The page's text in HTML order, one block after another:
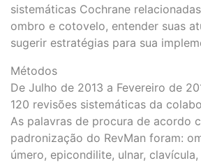
sistemáticas Cochrane
ombro e cotovelo, entender suas
sugerir estratégias para sua
Métodos
De Julho de 2013 a Fevereiro de
120 revisões sistemáticas da
As palavras de procura de acordo
padronização do RevMan foram:
úmero, epicondilite, ulnar,